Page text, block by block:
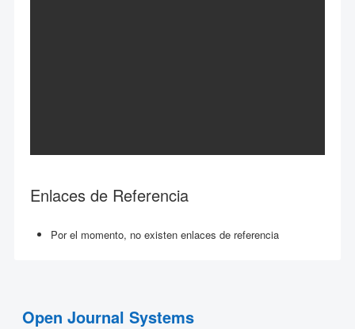
Enlaces de Referencia
Por el momento, no existen enlaces de referencia
Open Journal Systems